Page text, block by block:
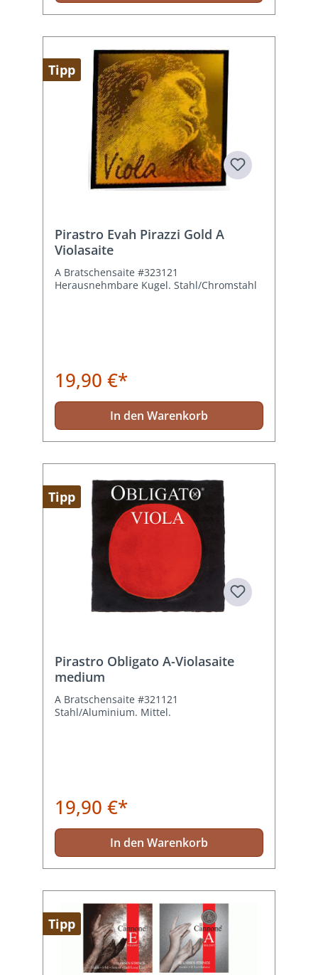
Tipp
Pirastro Evah Pirazzi Gold A
Violasaite
A Bratschensaite #323121
Herausnehmbare Kugel. Stahl/Chromstahl
19,90 €*
In den Warenkorb
Tipp
Pirastro Obligato A-Violasaite
medium
A Bratschensaite #321121
Stahl/Aluminium. Mittel.
19,90 €*
In den Warenkorb
Tipp